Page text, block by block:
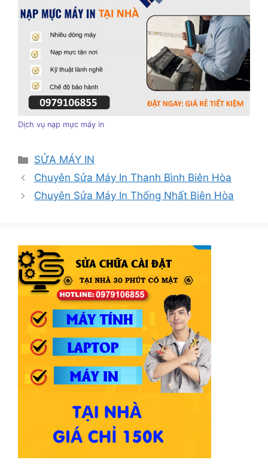
Dịch vụ nạp mực máy in
Danh
mục
SỬA MÁY IN
Chuyên Sửa Máy In Thanh Bình Biên Hòa
Chuyên Sửa Máy In Thống Nhất Biên Hòa